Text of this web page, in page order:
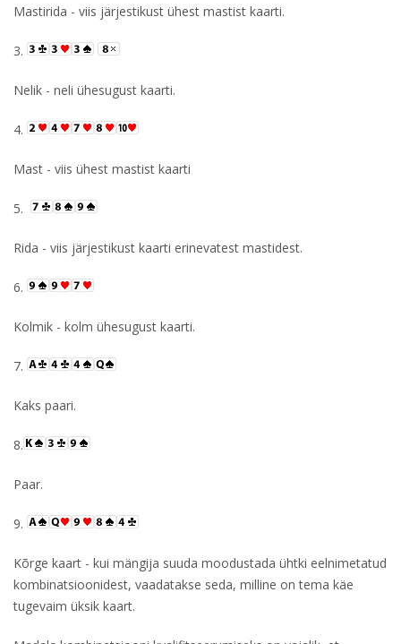
Mastirida - viis järjestikust ühest mastist kaarti.
3.
Nelik - neli ühesugust kaarti.
4.
Mast - viis ühest mastist kaarti
5.
Rida - viis järjestikust kaarti erinevatest mastidest.
6.
Kolmik - kolm ühesugust kaarti.
7.
Kaks paari.
8.
Paar.
9.
Kõrge kaart - kui mängija suuda moodustada ühtki eelnimetatud
kombinatsioonidest, vaadatakse seda, milline on tema käe
tugevaim üksik kaart.